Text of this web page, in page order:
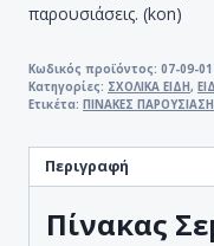
παρουσιάσεις. (kon)
Κωδικός προϊόντος: 07-09-
Κατηγορίες: ΣΧΟΛΙΚΑ ΕΙΔΗ,
Ετικέτα: ΠΙΝΑΚΕΣ
Περιγραφή
Πίνακας